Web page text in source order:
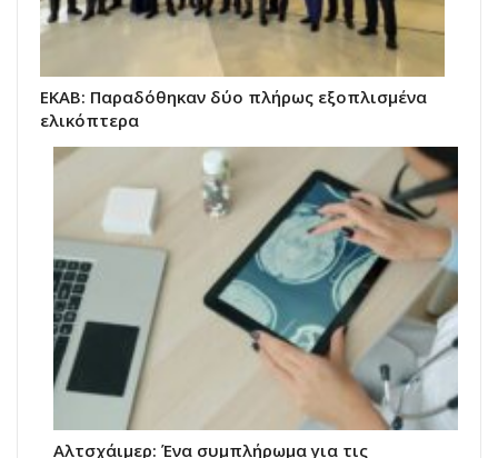
EKAB: Παραδόθηκαν δύο πλήρως εξοπλισμένα
ελικόπτερα
Αλτσχάιμερ: Ένα συμπλήρωμα για τις